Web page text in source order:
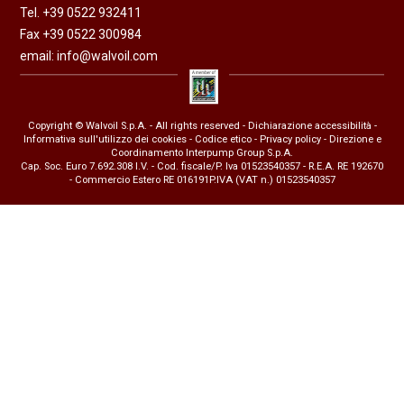
Tel. +39 0522 932411
Fax +39 0522 300984
email:info@walvoil.com
Copyright © Walvoil S.p.A. - All rights reserved - Dichiarazione accessibilità -
Informativa sull'utilizzo dei cookies- Codice etico- Privacy policy- Direzione e
Coordinamento Interpump Group S.p.A.
Cap. Soc. Euro 7.692.308 I.V. - Cod. fiscale/P. Iva 01523540357 - R.E.A. RE 192670
- Commercio Estero RE 016191P.IVA (VAT n.) 01523540357